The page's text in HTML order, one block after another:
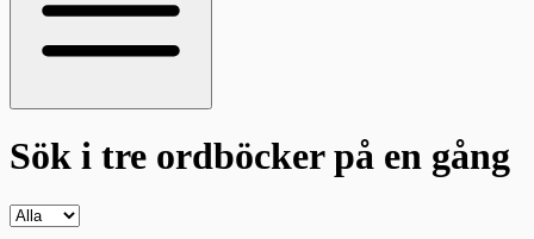
Sök i tre ordböckerpå en gång